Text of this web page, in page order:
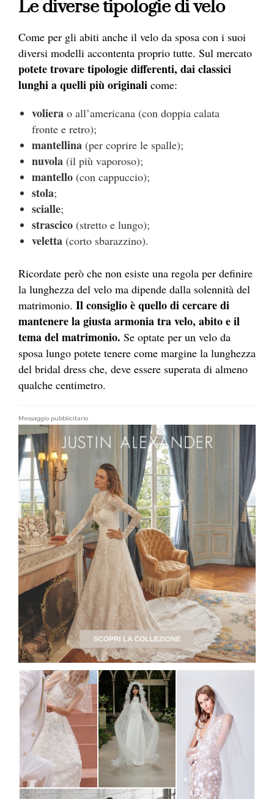
Le diverse tipologie di velo
Come per gli abiti anche il velo da sposa con i suoi
diversi modelli accontenta proprio tutte. Sul mercato
potete trovare tipologie differenti, dai classici
lunghi a quelli più originali come:
volierao all’americana (con doppia calata
fronte e retro);
mantellina(per coprire le spalle);
nuvola(il più vaporoso);
mantello(con cappuccio);
stola;
scialle;
strascico(stretto e lungo);
veletta(corto sbarazzino).
Ricordate però che non esiste una regola per definire
la lunghezza del velo ma dipende dalla solennità del
matrimonio. Il consiglio è quello di cercare di
mantenere la giusta armonia tra velo, abito e il
tema del matrimonio. Se optate per un velo da
sposa lungo potete tenere come margine la lunghezza
del bridal dress che, deve essere superata di almeno
qualche centimetro.
Messaggio pubblicitario